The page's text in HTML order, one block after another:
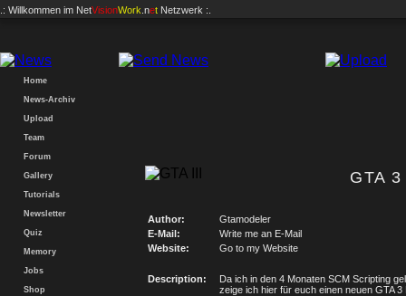
.: Willkommen im NetVisionWork .net Netzwerk :.
Home
News-Archiv
Upload
Team
Forum
Gallery
Tutorials
Newsletter
Quiz
Memory
Jobs
Shop
GTA
Author:
Gtamodeler
E-Mail:
Write me an E-Mail
Website:
Go to my Website
Description:
Da ich in den 4 Monaten SCM Scripting
zeige ich hier für euch einen neuen GTA 3